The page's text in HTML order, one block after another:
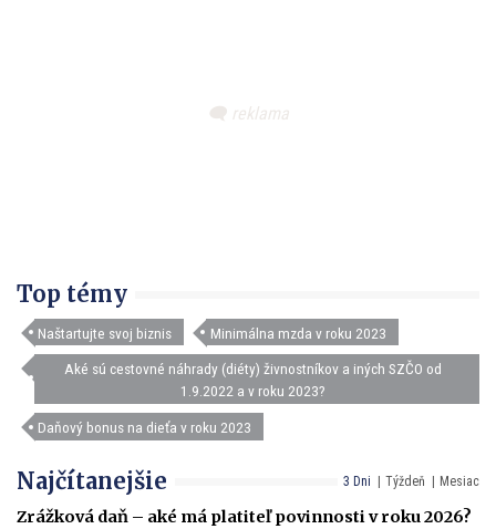
Top témy
Naštartujte svoj biznis Minimálna mzda v roku 2023
Aké sú cestovné náhrady (diéty) živnostníkov a iných SZČO od
1.9.2022 a v roku 2023?
Daňový bonus na dieťa v roku 2023
3 Dni Týždeň Mesiac
Najčítanejšie
Zrážková daň – aké má platiteľ povinnosti v roku 2026?